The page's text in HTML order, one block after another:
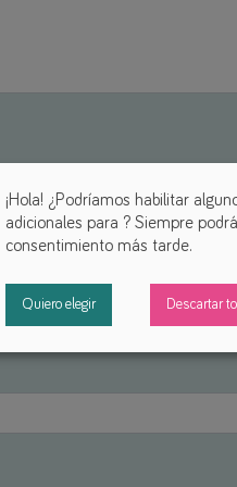
Funcionalidad *
¡Hola! ¿Podríamos habilitar
adicionales para ? Siempre
consentimiento más tarde.
Quiero elegir Descartar